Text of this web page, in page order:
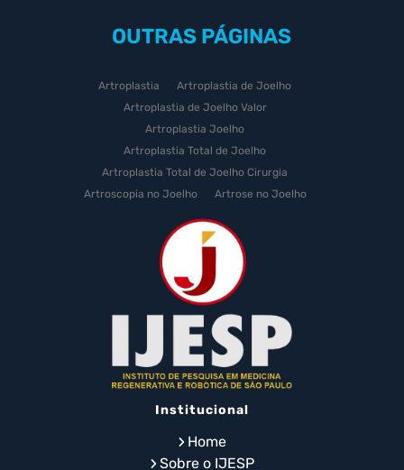
OUTRAS PÁGINAS
Artroplastia
Artroplastia de Joelho
Artroplastia de Joelho Valor
Artroplastia Joelho
Artroplastia Total de Joelho
Artroplastia Total de Joelho Cirurgia
Artroscopia no Joelho
Artrose no Joelho
Artrose no Joelho Cirurgia
Artrose no Joelho Tratamento
Celulas Tronco Joelho
Celula Tronco Esporte
Cirurgia Artroplastia de Joelho
Cirurgia Artroplastia Joelho
Cirurgia Artrose Joelho Preço
Cirurgia de Artroscopia no Joelho
Cirurgia de Cartilagem do Joelho
Cirurgia de Joelho com Prótese
Institucional
Home
Sobre o IJESP